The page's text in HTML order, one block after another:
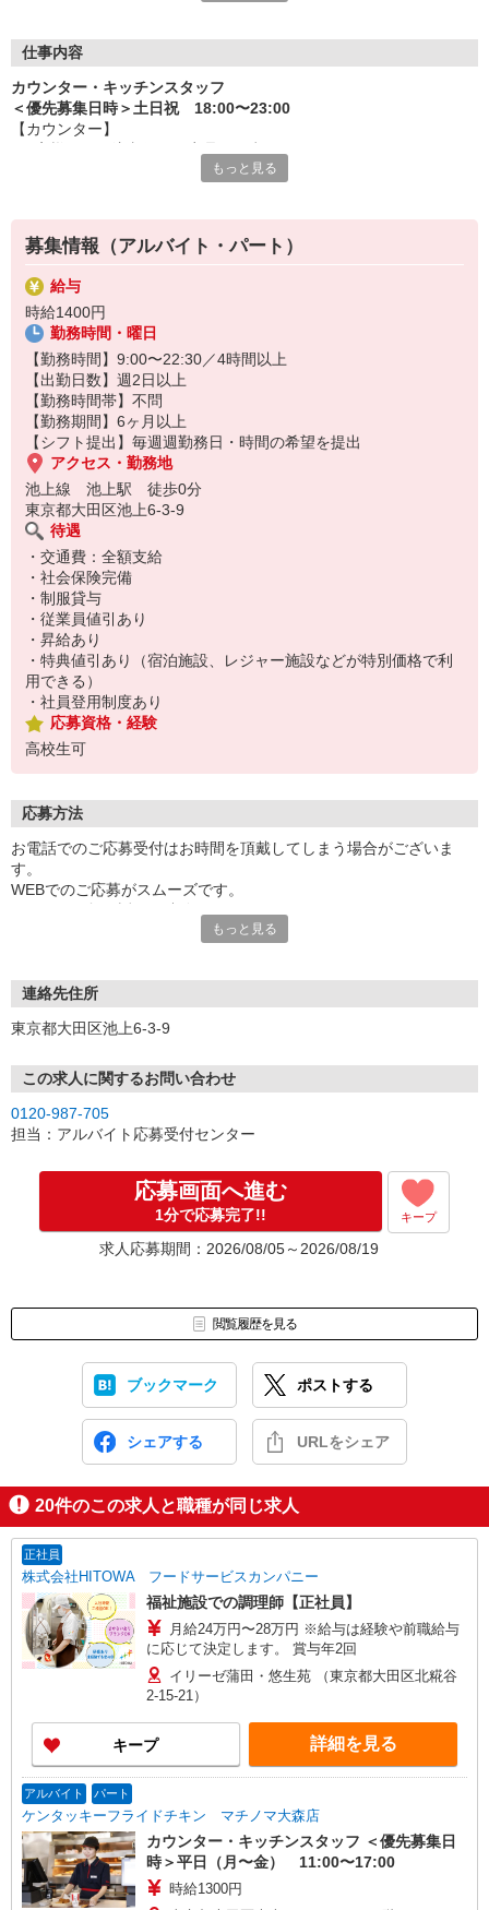
＜ お仕事はしっかりお伝えします ＞
心です！
＜ 融通の利くシフトがポイント ＞
シフトは予定が立てやすいとスタッフからも評判！
学業と両立できる、理想のシフトで活躍くださいね。
＜ 髪型・髪色自由 ＞
飲食店としての常識的な範囲内で、自分色を出せますよ。
仕事内容
カウンター・キッチンスタッフ
＜優先募集日時＞土日祝 18:00〜23:00
【カウンター】
【キッチン】 ※対面や接客はなし！
■チキンの調理
こだわりの詰まったKFCのチキンをつくるお仕事です。
ひとつひとつ丁寧に粉をまぶして揚げる作業をお任せします。
カンタンな作業なので初めての方もスグに覚えられますし、
作業については丁寧に教えるから心配はいりません
もっと見る
募集情報（アルバイト・パート）
給与
時給1400円
勤務時間・曜日
【勤務時間】9:00〜22:30／4時間以上
【出勤日数】週2日以上
【勤務時間帯】不問
【勤務期間】6ヶ月以上
【シフト提出】毎週週勤務日・時間の希望を提出
アクセス・勤務地
池上線 池上駅 徒歩0分
東京都大田区池上6-3-9
待遇
・交通費：全額支給
・社会保険完備
・制服貸与
・従業員値引あり
・昇給あり
・特典値引あり（宿泊施設、レジャー施設などが特別価格で利
用できる）
・社員登用制度あり
応募資格・経験
高校生可
応募方法
お電話でのご応募受付はお時間を頂戴してしまう場合がございま
す。
WEBでのご応募がスムーズです。
もっと見る
連絡先住所
東京都大田区池上6-3-9
この求人に関するお問い合わせ
0120-987-705
担当：アルバイト応募受付センター
応募画面へ進む
1分で応募完了!! キープ
求人応募期間：2026/08/05～2026/08/19
閲覧履歴を見る
ブックマーク ポストする
シェアする URLをシェア
20件のこの求人と職種が同じ求人
正社員
株式会社HITOWA フードサービスカンパニー
福祉施設での調理師【正社員】
月給24万円〜28万円 ※給与は経験や前職給与
に応じて決定します。 賞与年2回
イリーゼ蒲田・悠生苑 （東京都大田区北糀谷
2-15-21）
キープ 詳細を見る
アルバイト パート
ケンタッキーフライドチキン マチノマ大森店
カウンター・キッチンスタッフ ＜優先募集日
時＞平日（月〜金） 11:00〜17:00
時給1300円